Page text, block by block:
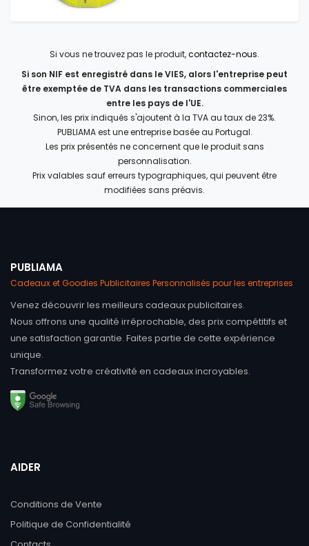
Si vous ne trouvez pas le produit,contactez-nous.
Si son NIF est enregistré dans le VIES, alors l'entreprise peut
être exemptée de TVA dans les transactions commerciales
entre les pays de l'UE.
Sinon, les prix indiqués s'ajoutent à la TVA au taux de 23%.
PUBLIAMA est une entreprise basée au Portugal.
Les prix présentés ne concernent que le produit sans
personnalisation.
Prix valables sauf erreurs typographiques, qui peuvent être
modifiées sans préavis.
PUBLIAMA
Cadeaux et Goodies Publicitaires Personnalisés pour les entreprises
Venez découvrir les meilleurs cadeaux publicitaires.
Nous offrons une qualité irréprochable, des prix compétitifs et
une satisfaction garantie. Faites partie de cette expérience
unique.
Transformez votre créativité en cadeaux incroyables.
AIDER
Conditions de Vente
Politique de Confidentialité